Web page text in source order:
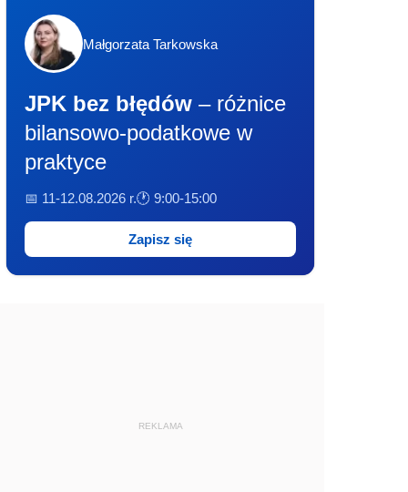
Małgorzata Tarkowska
JPK bez błędów – różnice
bilansowo-podatkowe w
praktyce
📅 11-12.08.2026 r.🕐 9:00-15:00
Zapisz się
REKLAMA